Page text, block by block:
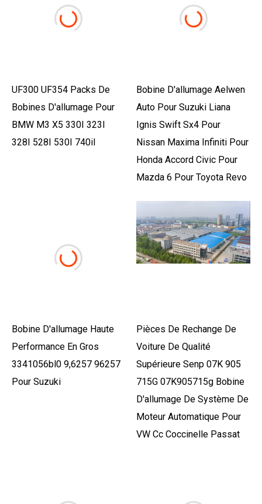
UF300 UF354 Packs De
Bobines D'allumage Pour
BMW M3 X5 330I 323I
328I 528I 530I 740il
Bobine D'allumage Aelwen
Auto Pour Suzuki Liana
Ignis Swift Sx4 Pour
Nissan Maxima Infiniti Pour
Honda Accord Civic Pour
Mazda 6 Pour Toyota Revo
Bobine D'allumage Haute
Performance En Gros
3341056bl0 9,6257 96257
Pour Suzuki
Pièces De Rechange De
Voiture De Qualité
Supérieure Senp 07K 905
715G 07K905715g Bobine
D'allumage De Système De
Moteur Automatique Pour
VW Cc Coccinelle Passat